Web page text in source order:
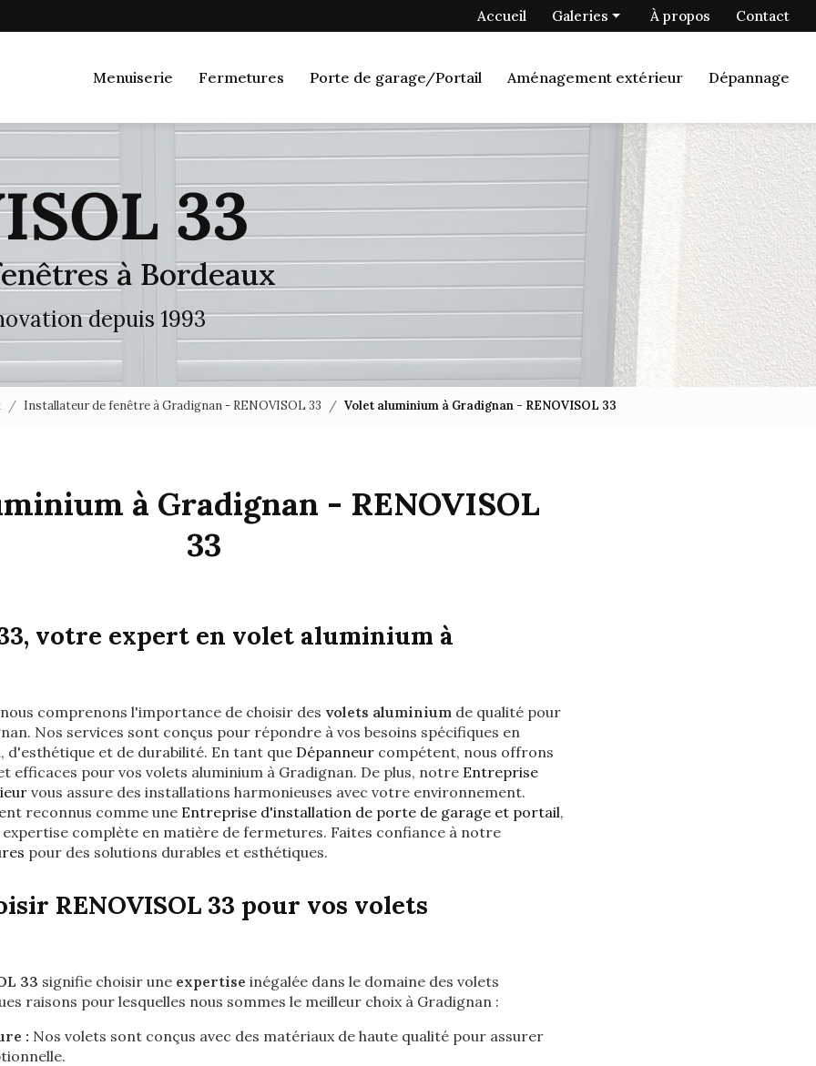
Navigation secondaireAccueil
Galeries
Fermetures
Aménagement extérieur
À propos Contact
Menuiserie
Fermetures Porte de garage/Portail Aménagement extérieur Dépannage
à Bordeaux
depuis 1993
Installateur de fenêtre à Gradignan - RENOVISOL 33 Volet aluminium à Gradignan - RENOVISOL 33
à Gradignan - RENOVISOL
33
33, votre expert en volet aluminium à
comprenons l'importance de choisir des volets aluminium de qualité pour
Nos services sont conçus pour répondre à vos besoins spécifiques en
et de durabilité. En tant que Dépanneur compétent, nous offrons
efficaces pour vos volets aluminium à Gradignan. De plus, notre Entreprise
vous assure des installations harmonieuses avec votre environnement.
reconnus comme une Entreprise d'installation de porte de garage et portail,
complète en matière de fermetures. Faites confiance à notre
pour des solutions durables et esthétiques.
RENOVISOL 33 pour vos volets
33 signifie choisir une expertise inégalée dans le domaine des volets
raisons pour lesquelles nous sommes le meilleur choix à Gradignan :
: Nos volets sont conçus avec des matériaux de haute qualité pour assurer